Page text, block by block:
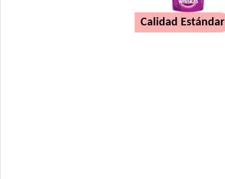
Calidad Estándar